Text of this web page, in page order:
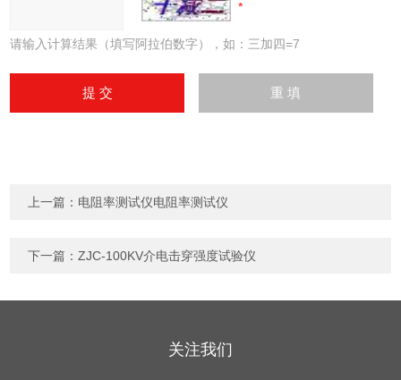
请输入计算结果（填写阿拉伯数字），如：三加四=7
上一篇： 电阻率测试仪电阻率测试仪
下一篇：ZJC-100KV介电击穿强度试验仪
关注我们